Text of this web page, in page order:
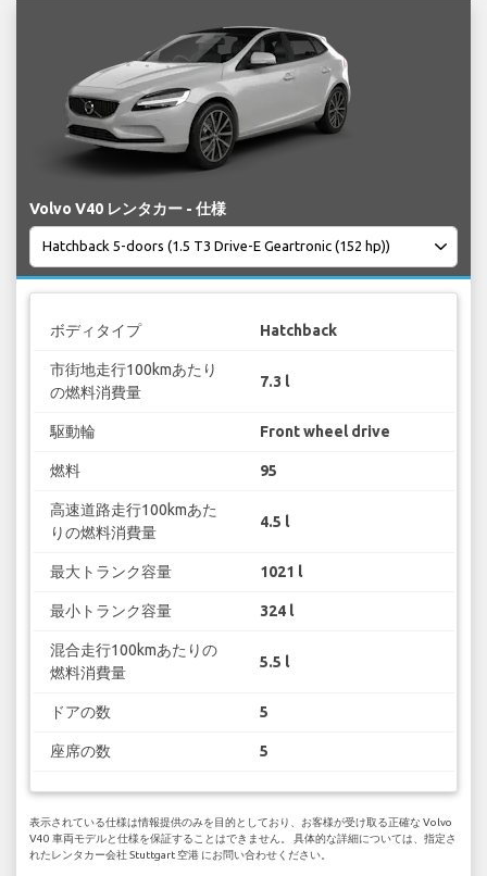
Volvo V40 レンタカー - 仕様
ボディタイプ Hatchback
市街地走行100kmあたり
の燃料消費量
7.3 l
駆動輪 Front wheel drive
燃料 95
高速道路走行100kmあた
りの燃料消費量
4.5 l
最大トランク容量 1021 l
最小トランク容量 324 l
混合走行100kmあたりの
燃料消費量
5.5 l
ドアの数 5
座席の数 5
表示されている仕様は情報提供のみを目的としており、お客様が受け取る正確な Volvo
V40 車両モデルと仕様を保証することはできません。 具体的な詳細については、指定さ
れたレンタカー会社 Stuttgart 空港 にお問い合わせください。